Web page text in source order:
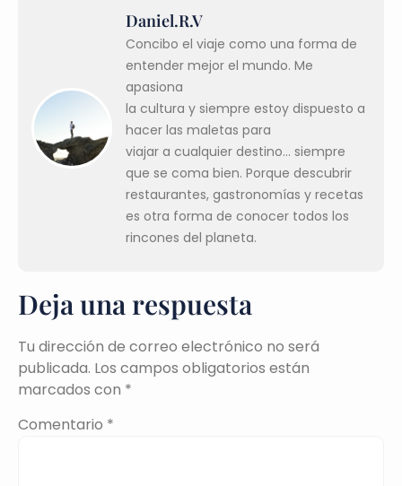
Daniel.R.V
Concibo el viaje como una forma de
entender mejor el mundo. Me
apasiona
la cultura y siempre estoy dispuesto a
hacer las maletas para
viajar a cualquier destino... siempre
que se coma bien. Porque descubrir
restaurantes, gastronomías y recetas
es otra forma de conocer todos los
rincones del planeta.
Deja una respuesta
Tu dirección de correo electrónico no será
publicada. Los campos obligatorios están
marcados con *
Comentario *